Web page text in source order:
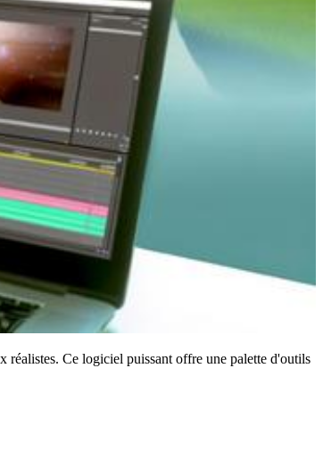
réalistes. Ce logiciel puissant offre une palette d'outils